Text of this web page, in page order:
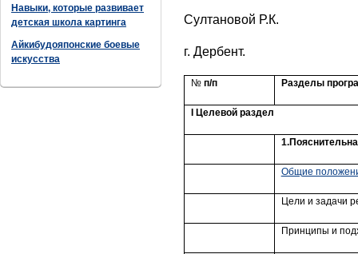
Навыки, которые развивает
детская школа картинга
Айкибудояпонские боевые
искусства
Султановой Р.К.
г. Дербент.
№ п/п Разделы
Целевой раздел
Общие
Цели и задачи
Принципы и